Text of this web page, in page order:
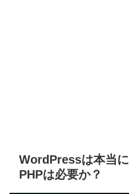
WordPressは本当
PHPは必要か？